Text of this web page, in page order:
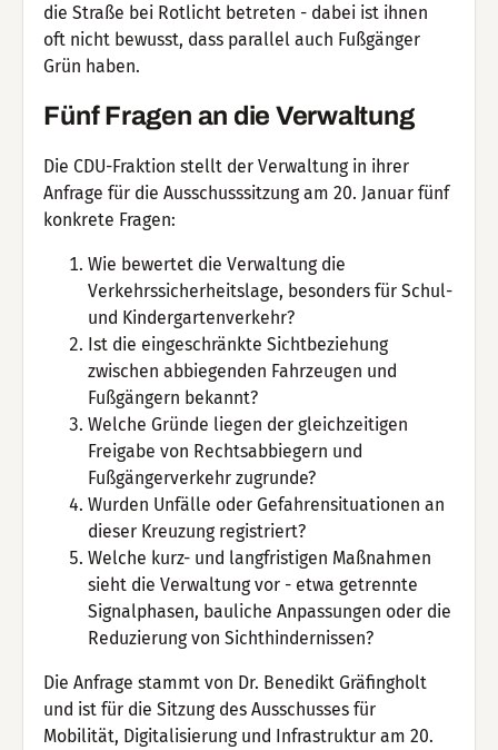
die Straße bei Rotlicht betreten - dabei ist ihnen
oft nicht bewusst, dass parallel auch Fußgänger
Grün haben.
Fünf Fragen an die Verwaltung
Die CDU-Fraktion stellt der Verwaltung in ihrer
Anfrage für die Ausschusssitzung am 20. Januar fünf
konkrete Fragen:
Wie bewertet die Verwaltung die
Verkehrssicherheitslage, besonders für Schul-
und Kindergartenverkehr?
Ist die eingeschränkte Sichtbeziehung
zwischen abbiegenden Fahrzeugen und
Fußgängern bekannt?
Welche Gründe liegen der gleichzeitigen
Freigabe von Rechtsabbiegern und
Fußgängerverkehr zugrunde?
Wurden Unfälle oder Gefahrensituationen an
dieser Kreuzung registriert?
Welche kurz- und langfristigen Maßnahmen
sieht die Verwaltung vor - etwa getrennte
Signalphasen, bauliche Anpassungen oder die
Reduzierung von Sichthindernissen?
Die Anfrage stammt von Dr. Benedikt Gräfingholt
und ist für die Sitzung des Ausschusses für
Mobilität, Digitalisierung und Infrastruktur am 20.